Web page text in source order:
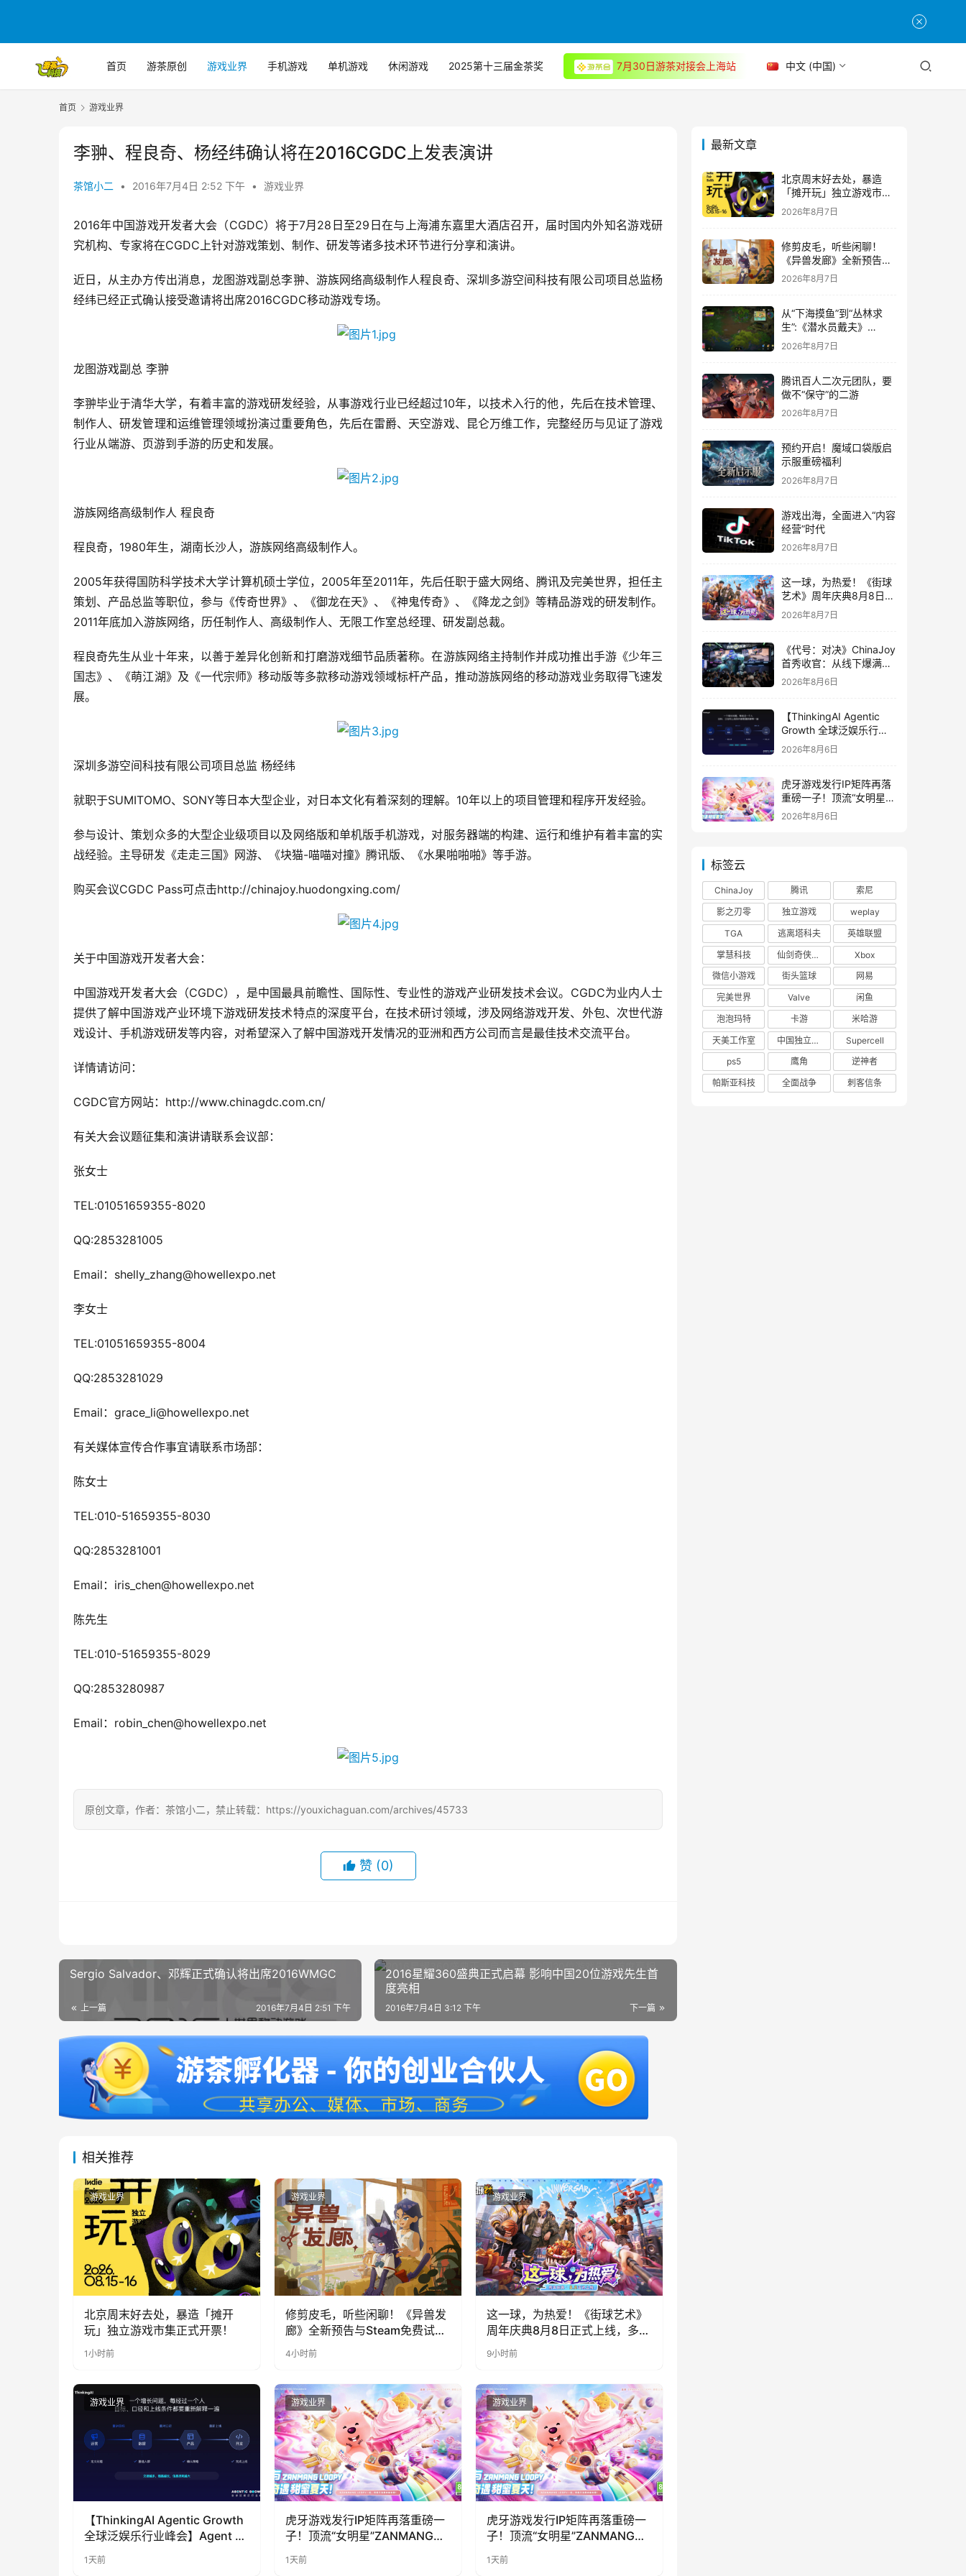
首页 游茶原创 游戏业界 手机游戏 单机游戏 休闲游戏 2025第十三届金茶奖 7月30日游茶对接会上海站 中文 (中国)
首页 游戏业界
李翀、程良奇、杨经纬确认将在2016CGDC上发表演讲
茶馆小二 • 2016年7月4日 2:52 下午 • 游戏业界
2016年中国游戏开发者大会（CGDC）将于7月28日至29日在与上海浦东嘉里大酒店召开，届时国内外知名游戏研
究机构、专家将在CGDC上针对游戏策划、制作、研发等诸多技术环节进行分享和演讲。
近日，从主办方传出消息，龙图游戏副总李翀、游族网络高级制作人程良奇、深圳多游空间科技有限公司项目总监杨
经纬已经正式确认接受邀请将出席2016CGDC移动游戏专场。
龙图游戏副总 李翀
李翀毕业于清华大学，有着丰富的游戏研发经验，从事游戏行业已经超过10年，以技术入行的他，先后在技术管理、
制作人、研发管理和运维管理领域扮演过重要角色，先后在雷爵、天空游戏、昆仑万维工作，完整经历与见证了游戏
行业从端游、页游到手游的历史和发展。
游族网络高级制作人 程良奇
程良奇，1980年生，湖南长沙人，游族网络高级制作人。
2005年获得国防科学技术大学计算机硕士学位，2005年至2011年，先后任职于盛大网络、腾讯及完美世界，担任主
策划、产品总监等职位，参与《传奇世界》、《御龙在天》、《神鬼传奇》、《降龙之剑》等精品游戏的研发制作。
2011年底加入游族网络，历任制作人、高级制作人、无限工作室总经理、研发副总裁。
程良奇先生从业十年来，以善于差异化创新和打磨游戏细节品质著称。在游族网络主持制作并成功推出手游《少年三
国志》、《萌江湖》及《一代宗师》移动版等多款移动游戏领域标杆产品，推动游族网络的移动游戏业务取得飞速发
展。
深圳多游空间科技有限公司项目总监 杨经纬
就职于SUMITOMO、SONY等日本大型企业，对日本文化有着深刻的理解。10年以上的项目管理和程序开发经验。
参与设计、策划众多的大型企业级项目以及网络版和单机版手机游戏，对服务器端的构建、运行和维护有着丰富的实
战经验。主导研发《走走三国》网游、《块猫-喵喵对撞》腾讯版、《水果啪啪啪》等手游。
购买会议CGDC Pass可点击http://chinajoy.huodongxing.com/
关于中国游戏开发者大会：
中国游戏开发者大会（CGDC），是中国最具前瞻性、国际性、专业性的游戏产业研发技术会议。CGDC为业内人士
提供了解中国游戏产业环境下游戏研发技术特点的深度平台，在技术研讨领域，涉及网络游戏开发、外包、次世代游
戏设计、手机游戏研发等内容，对希望深入了解中国游戏开发情况的亚洲和西方公司而言是最佳技术交流平台。
详情请访问：
CGDC官方网站：http://www.chinagdc.com.cn/
有关大会议题征集和演讲请联系会议部：
张女士
TEL:01051659355-8020
QQ:2853281005
Email：shelly_zhang@howellexpo.net
李女士
TEL:01051659355-8004
QQ:2853281029
Email：grace_li@howellexpo.net
有关媒体宣传合作事宜请联系市场部：
陈女士
TEL:010-51659355-8030
QQ:2853281001
Email：iris_chen@howellexpo.net
陈先生
TEL:010-51659355-8029
QQ:2853280987
Email：robin_chen@howellexpo.net
原创文章，作者：茶馆小二，禁止转载：https://youxichaguan.com/archives/45733
赞 (0)
Sergio Salvador、邓辉正式确认将出席2016WMGC
上一篇 2016年7月4日 2:51 下午
2016星耀360盛典正式启幕 影响中国20位游戏先生首
度亮相
下一篇
2016年7月4日 3:12 下午
相关推荐
游戏业界
北京周末好去处，暴造「摊开
玩」独立游戏市集正式开票！
1小时前
游戏业界
修剪皮毛，听些闲聊！《异兽发
廊》全新预告与Steam免费试玩
公开
4小时前
游戏业界
这一球，为热爱！《街球艺术》
周年庆典8月8日正式上线，多重
福利与全新内容同步开启
9小时前
游戏业界
【ThinkingAI Agentic Growth
全球泛娱乐行业峰会】Agent 时
1天前
游戏业界
虎牙游戏发行IP矩阵再落重磅一
子！顶流“女明星”ZANMANG
奇遇》惊喜曝光
1天前
游戏业界
虎牙游戏发行IP矩阵再落重磅一
子！顶流“女明星”ZANMANG
奇遇》惊喜曝光
1天前
最新文章
北京周末好去处，暴造
「摊开玩」独立游戏市集
正式开票！
2026年8月7日
修剪皮毛，听些闲聊！
《异兽发廊》全新预告与
Steam免费试玩公开
2026年8月7日
从“下海摸鱼”到“丛林求
生”:《潜水员戴夫》
DLC《丛林》移动端定档
8月14日
2026年8月7日
腾讯百人二次元团队，要
做不“保守”的二游
2026年8月7日
预约开启！魔域口袋版启
示服重磅福利
2026年8月7日
游戏出海，全面进入“内容
经营”时代
2026年8月7日
这一球，为热爱！《街球
艺术》周年庆典8月8日正
式上线，多重福利与全新
内容同步开启
2026年8月7日
《代号：对决》ChinaJoy
首秀收官：从线下爆满看
见玩家的真实期待
2026年8月6日
【ThinkingAI Agentic
Growth 全球泛娱乐行业
峰会】Agent 时代，人到
底负责什么
2026年8月6日
虎牙游戏发行IP矩阵再落
重磅一子！顶流“女明星”
ZANMANG LOOPY 正版
2026年8月6日
标签云
ChinaJoy 腾讯
索尼
影之刃零
独立游戏
weplay
TGA
逃离塔科夫
英雄联盟
掌慧科技
仙剑奇侠传四
Xbox
微信小游戏
街头篮球
网易
完美世界
Valve
闲鱼
泡泡玛特
卡游
米哈游
天美工作室
中国独立游戏联盟
Supercell
ps5
鹰角
逆神者
帕斯亚科技
全面战争 刺客信条